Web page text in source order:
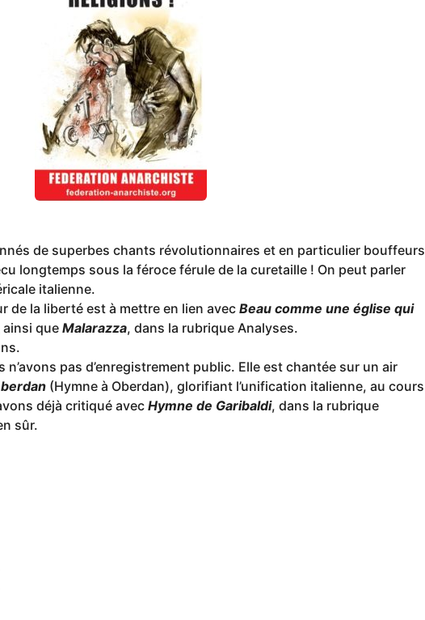
de superbes chants révolutionnaires et en particulier bouffeurs
longtemps sous la féroce férule de la curetaille ! On peut parler
italienne.
de la liberté est à mettre en lien avec Beau comme une église qui
que Malarazza, dans la rubrique Analyses.
n’avons pas d’enregistrement public. Elle est chantée sur un air
(Hymne à Oberdan), glorifiant l’unification italienne, au cours
déjà critiqué avec Hymne de Garibaldi, dans la rubrique
sûr.